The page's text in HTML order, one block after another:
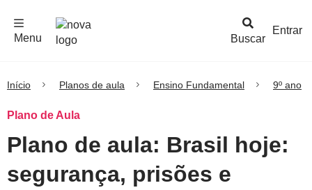
Buscar
Menu
Entrar
Início Planos de aula Ensino Fundamental 9º ano
Plano de Aula
Plano de aula: Brasil hoje:
segurança, prisões e